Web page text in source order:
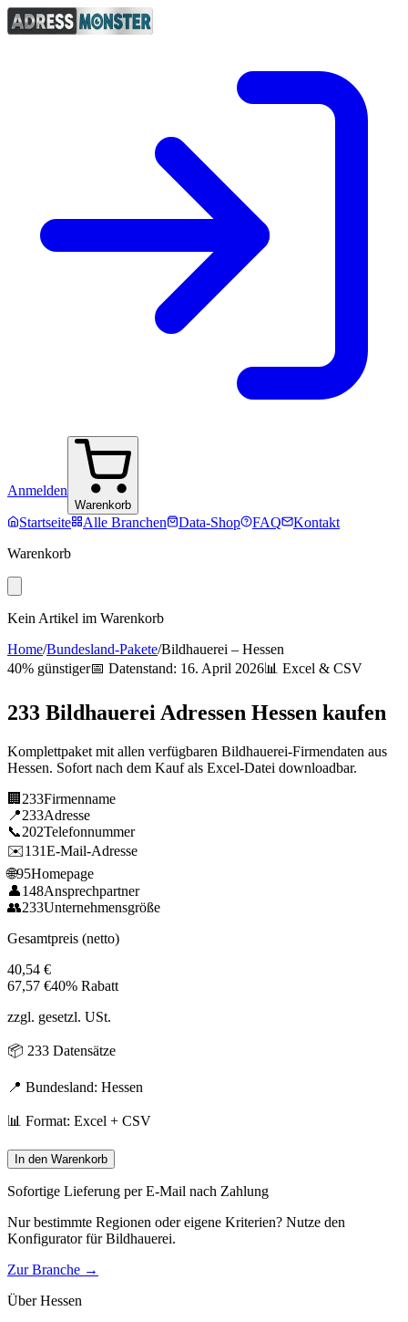
Anmelden
Warenkorb
Startseite Alle Branchen Data-Shop FAQ
Kontakt
Warenkorb
Kein Artikel im Warenkorb
Home/Bundesland-Pakete/Bildhauerei – Hessen
40% günstiger📅 Datenstand: 16. April 2026📊 Excel & CSV
233 Bildhauerei Adressen Hessen kaufen
Komplettpaket mit allen verfügbaren Bildhauerei-Firmendaten aus
Hessen. Sofort nach dem Kauf als Excel-Datei downloadbar.
🏢 233Firmenname
📍233Adresse
📞202Telefonnummer
✉️131E-Mail-Adresse
🌐95Homepage
👤148Ansprechpartner
👥233Unternehmensgröße
Gesamtpreis (netto)
40,54 €
67,57 €40% Rabatt
zzgl. gesetzl. USt.
📦 233 Datensätze
📍 Bundesland: Hessen
📊 Format: Excel + CSV
In den Warenkorb
Sofortige Lieferung per E-Mail nach Zahlung
Nur bestimmte Regionen oder eigene Kriterien? Nutze den
Konfigurator fürBildhauerei.
Zur Branche →
ÜberHessen